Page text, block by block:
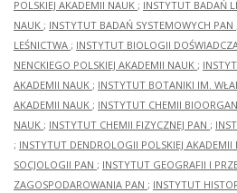
POLSKIEJ AKADEMII NAUK ; INSTYTUT BADAŃ
NAUK ; INSTYTUT BADAŃ SYSTEMOWYCH PAN
LEŚNICTWA ; INSTYTUT BIOLOGII
NENCKIEGO POLSKIEJ AKADEMII NAUK ;
AKADEMII NAUK ; INSTYTUT BOTANIKI IM.
AKADEMII NAUK ; INSTYTUT CHEMII
NAUK ; INSTYTUT CHEMII FIZYCZNEJ PAN ;
; INSTYTUT DENDROLOGII POLSKIEJ AKADEMII
SOCJOLOGII PAN ; INSTYTUT GEOGRAFII I
ZAGOSPODAROWANIA PAN ; INSTYTUT